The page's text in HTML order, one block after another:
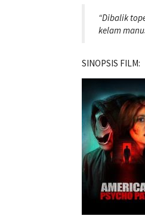
“Dibalik
kelam
SINOPSIS FILM: